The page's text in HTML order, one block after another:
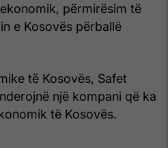
përmirësim të
e Kosovës përballë
të Kosovës, Safet
një kompani që ka
të Kosovës.